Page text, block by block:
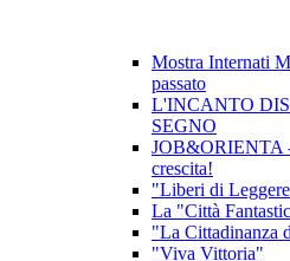
Mostra Internati
passato
L'INCANTO
SEGNO
JOB&ORIENTA
crescita!
"Liberi di
La "Città
"La Cittadinanza
"Viva Vittoria"